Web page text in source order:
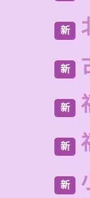
新
新
新
新
新